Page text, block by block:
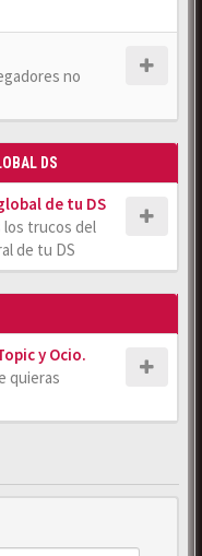
no
DS
de tu DS
los trucos del
de tu DS
y Ocio.
quieras